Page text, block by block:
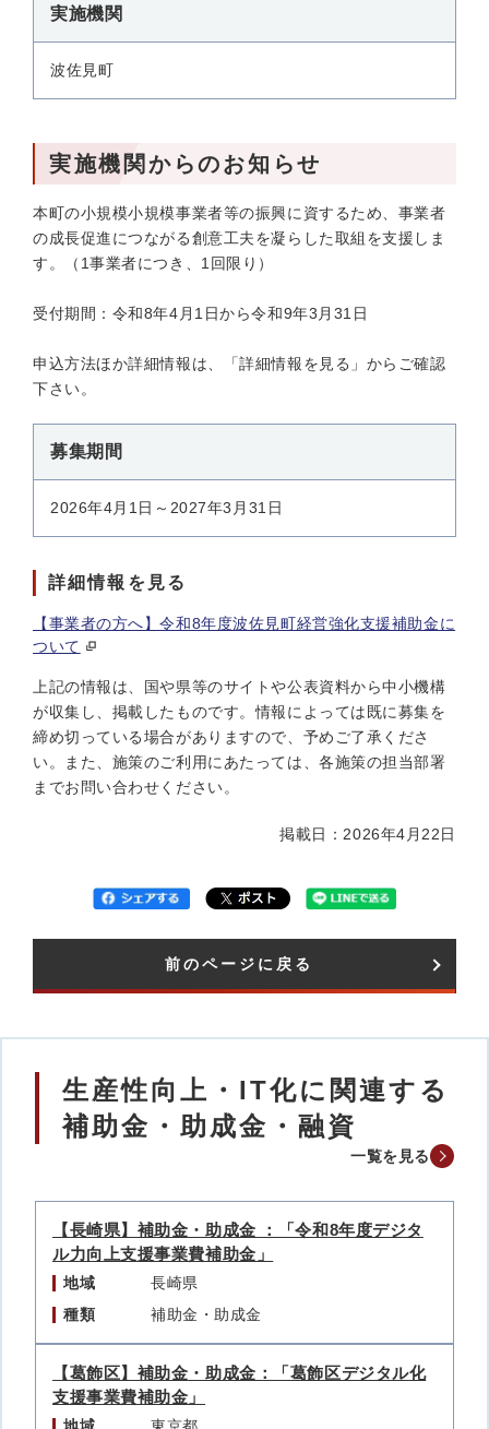
実施機関
波佐見町
実施機関からのお知らせ
本町の小規模小規模事業者等の振興に資するため、事業者
の成長促進につながる創意工夫を凝らした取組を支援しま
す。（1事業者につき、1回限り）
受付期間：令和8年4月1日から令和9年3月31日
申込方法ほか詳細情報は、「詳細情報を見る」からご確認
下さい。
募集期間
2026年4月1日～2027年3月31日
詳細情報を見る
【事業者の方へ】令和8年度波佐見町経営強化支援補助金に
ついて
上記の情報は、国や県等のサイトや公表資料から中小機構
が収集し、掲載したものです。情報によっては既に募集を
締め切っている場合がありますので、予めご了承くださ
い。また、施策のご利用にあたっては、各施策の担当部署
までお問い合わせください。
掲載日：2026年4月22日
前のページに戻る
生産性向上・IT化に関連する
補助金・助成金・融資
一覧を見る
【長崎県】補助金・助成金 ：「令和8年度デジタ
ル力向上支援事業費補助金」
地域
長崎県
種類
補助金・助成金
【葛飾区】補助金・助成金：「葛飾区デジタル化
支援事業費補助金」